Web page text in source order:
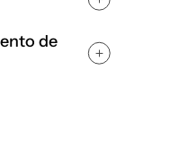
de